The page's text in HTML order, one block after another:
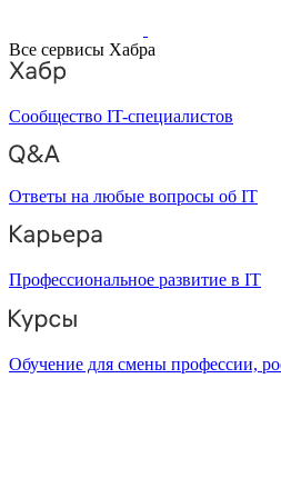
Все сервисы Хабра
Сообщество IT-специалистов
Ответы на любые вопросы об IT
Профессиональное развитие в IT
Обучение для смены профессии,